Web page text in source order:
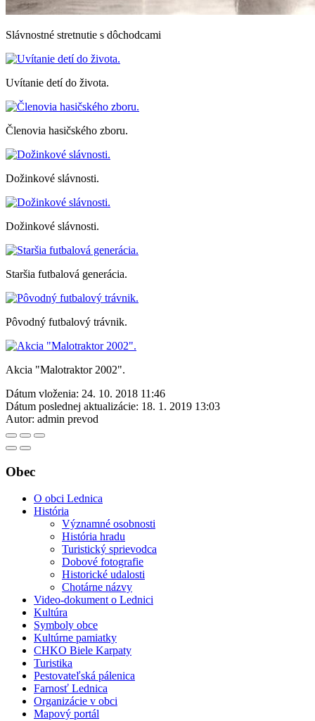
Slávnostné stretnutie s dôchodcami
Uvítanie detí do života.
Členovia hasičského zboru.
Dožinkové slávnosti.
Dožinkové slávnosti.
Staršia futbalová generácia.
Pôvodný futbalový trávnik.
Akcia "Malotraktor 2002".
Dátum vloženia: 24. 10. 2018 11:46
Dátum poslednej aktualizácie: 18. 1. 2019 13:03
Autor: admin prevod
Obec
O obci Lednica
História
Významné osobnosti
História hradu
Turistický sprievodca
Dobové fotografie
Historické udalosti
Chotárne názvy
Video-dokument o Lednici
Kultúra
Symboly obce
Kultúrne pamiatky
CHKO Biele Karpaty
Turistika
Pestovateľská pálenica
Farnosť Lednica
Organizácie v obci
Mapový portál